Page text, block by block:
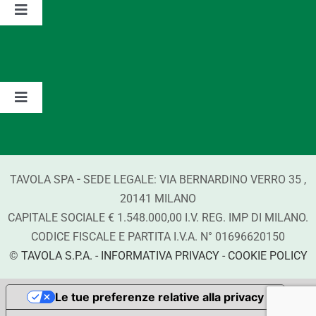
Il gruppo
I marchi
Toggle
Lavora con noi
Toggle
Compliance
Certificazioni
TAVOLA SPA - SEDE LEGALE: VIA BERNARDINO VERRO 35 ,
20141 MILANO
CAPITALE SOCIALE € 1.548.000,00 I.V. REG. IMP DI MILANO.
CODICE FISCALE E PARTITA I.V.A. N° 01696620150
© TAVOLA S.P.A. - INFORMATIVA PRIVACY- COOKIE POLICY
Le tue preferenze relative alla privacy